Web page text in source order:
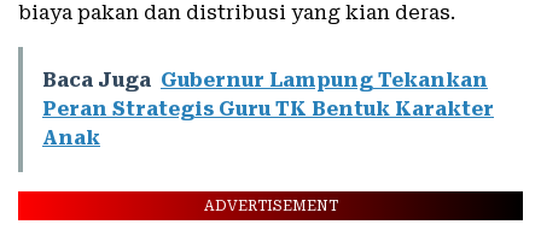
biaya pakan dan distribusi yang kian deras.
Baca Juga Gubernur Lampung Tekankan
Peran Strategis Guru TK Bentuk Karakter
Anak
ADVERTISEMENT